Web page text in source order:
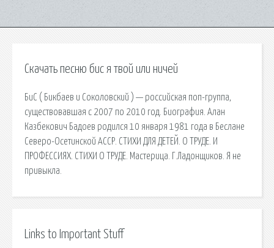
Скачать песню бис я твой или ничей
БиС ( Бикбаев и Соколовский ) — российская поп-группа,
существовавшая с 2007 по 2010 год. Биография. Алан
Казбекович Бадоев родился 10 января 1981 года в Беслане
Северо-Осетинской АССР. СТИХИ ДЛЯ ДЕТЕЙ. О ТРУДЕ. И
ПРОФЕССИЯХ. СТИХИ О ТРУДЕ. Мастерица. Г.Ладонщиков. Я не
привыкла.
Links to Important Stuff